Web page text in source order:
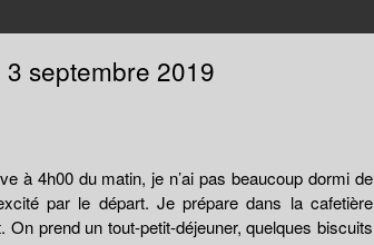
3 septembre 2019
à 4h00 du matin, je n’ai pas beaucoup dormi de
par le départ. Je prépare dans la cafetière
prend un tout-petit-déjeuner, quelques biscuits